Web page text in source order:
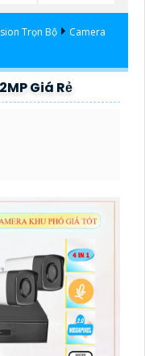
Trọn Bộ
Camera
Giá Rẻ